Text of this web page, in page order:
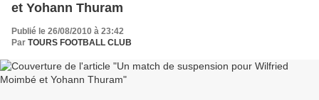
et Yohann Thuram
Publié le 26/08/2010 à 23:42
Par TOURS FOOTBALL CLUB